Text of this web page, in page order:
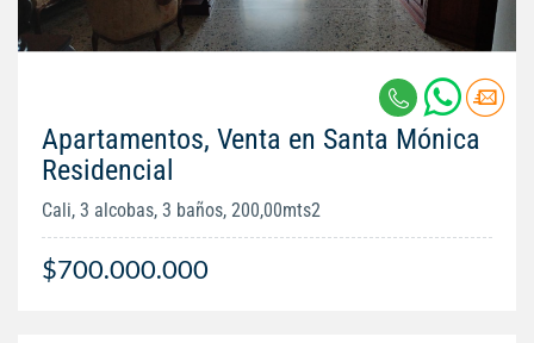
Apartamentos, Venta en Santa Mónica
Residencial
Cali, 3 alcobas, 3 baños, 200,00mts2
$700.000.000